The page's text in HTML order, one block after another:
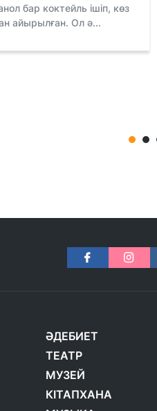
бар коктейль ішіп, көз
айырылған. Ол ә...
ӘДЕБИЕТ
ТЕАТР
МУЗЕЙ
КІТАПХАНА